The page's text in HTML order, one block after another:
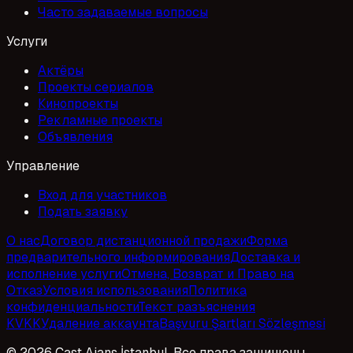
Часто задаваемые вопросы
Услуги
Актёры
Проекты сериалов
Кинопроекты
Рекламные проекты
Объявления
Управление
Вход для участников
Подать заявку
О насДоговор дистанционной продажиФорма
предварительного информированияДоставка и
исполнение услугиОтмена, Возврат и Право на
ОтказУсловия использованияПолитика
конфиденциальностиТекст разъяснения
KVKKУдаление аккаунтаBaşvuru Şartları Sözleşmesi